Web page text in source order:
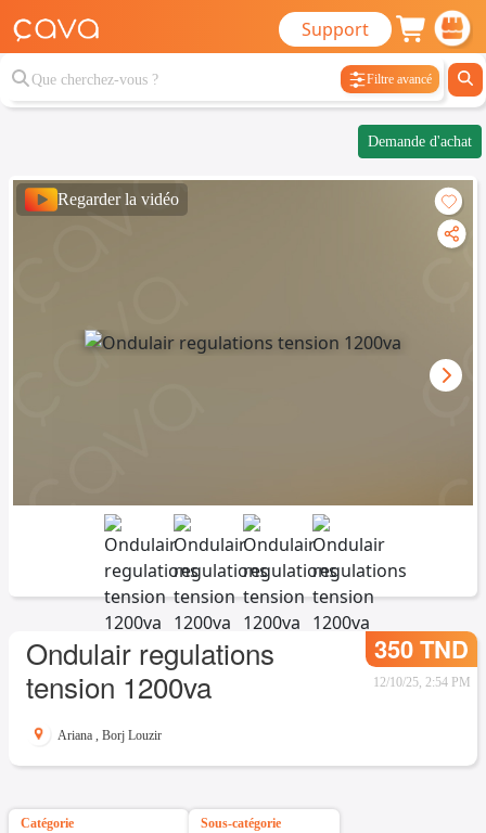
Support
Filtre avancé
Demande d'achat
Regarder la vidéo
Ondulair regulations
tension 1200va
350 TND
12/10/25, 2:54 PM
Ariana , Borj Louzir
Catégorie Sous-catégorie